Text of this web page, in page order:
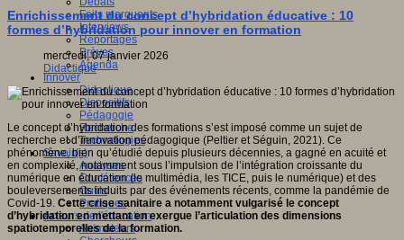
Faits marquants
Interviews
Reportages
Brèves
Agenda
Innover
Didactique
Dispositifs
Pédagogie
Recherche
Technologies
Savoir(s)
Analyses
Conférences
Outils
Pratiques
Acteurs de l'éducation
Animateurs
Enrichissement du concept d’hybridation éducative : 10
formes d’hybridation pour innover en formation
mercredi, 07 janvier 2026
Didactique
Le concept d’hybridation des formations s’est imposé comme un sujet de
recherche et d’innovation pédagogique (Peltier et Séguin, 2021). Ce
phénomène, bien qu’étudié depuis plusieurs décennies, a gagné en acuité et
en complexité, notamment sous l’impulsion de l’intégration croissante du
numérique en éducation (le multimédia, les TICE, puis le numérique) et des
bouleversements induits par des événements récents, comme la pandémie de
Covid-19. Cette crise sanitaire a notamment vulgarisé le concept
d’hybridation en mettant en exergue l’articulation des dimensions
spatiotemporelles de la formation.